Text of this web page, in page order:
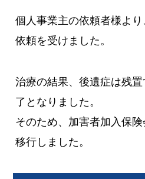
個人事業主の依頼者様よ
依頼を受けました。
治療の結果、後遺症は残
了となりました。
そのため、加害者加入保
移行しました。